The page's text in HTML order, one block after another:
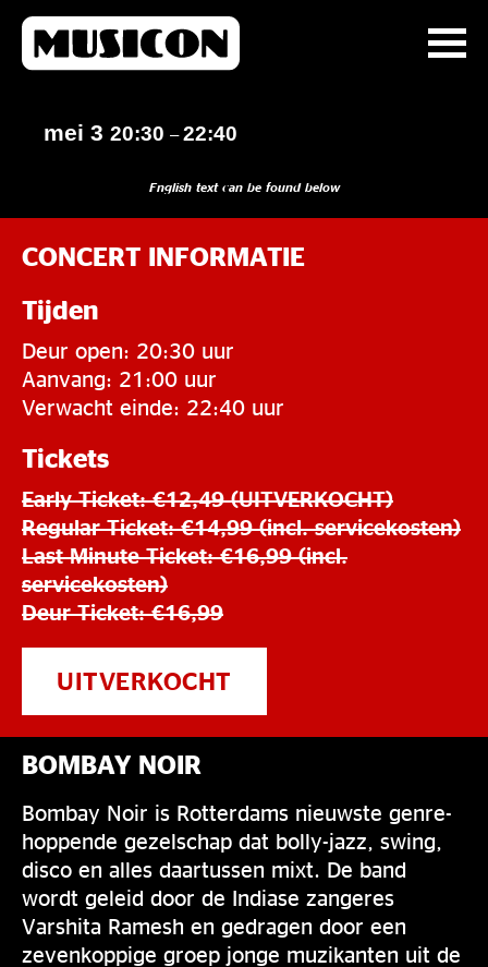
mei 3 20:30 –22:40
English text can be found below
CONCERT INFORMATIE
Tijden
Deur open: 20:30 uur
Aanvang: 21:00 uur
Verwacht einde: 22:40 uur
Tickets
Early Ticket: €12,49 (UITVERKOCHT)
Regular Ticket: €14,99 (incl. servicekosten)
Last Minute Ticket: €16,99 (incl.
servicekosten)
Deur Ticket: €16,99
UITVERKOCHT
BOMBAY NOIR
Bombay Noir is Rotterdams nieuwste genre-
hoppende gezelschap dat bolly-jazz, swing,
disco en alles daartussen mixt. De band
wordt geleid door de Indiase zangeres
Varshita Ramesh en gedragen door een
zevenkoppige groep jonge muzikanten uit de